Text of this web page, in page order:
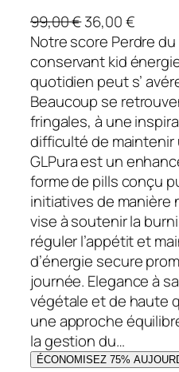
99,00€L
e
p
r
i
x
i
n
i
t
i
a
l
é
t
a
i
t
36,00€L
e
p
r
i
x
a
c
t
u
e
l
e
s
t
3
Notre score Perdre
conservant kid
quotidien peut s’
Beaucoup se
fringales, à une
difficulté de maintenir
GLPura est un
forme de pills conçu
initiatives de manière
vise à soutenir la
réguler l’appétit et
d’énergie secure
journée. Elegance à
végétale et de haute
une approche
la gestion du…
ÉCONOMISEZ 75%